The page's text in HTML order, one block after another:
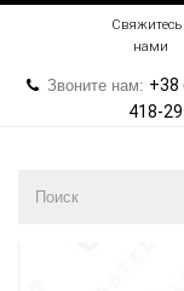
Свяжитесь
нами
Звоните нам: +38
418-